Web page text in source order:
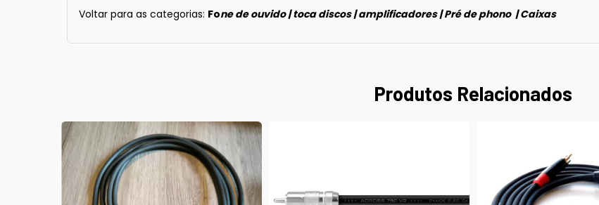
Voltar para as categorias: Fone de ouvido|toca discos|amplificadores|Pré de phono |Caixas
Produtos Relacionados